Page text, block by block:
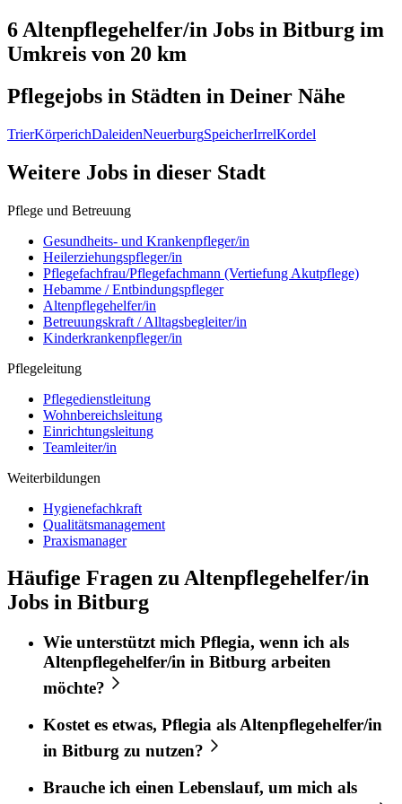
6 Altenpflegehelfer/in Jobs in Bitburg im
Umkreis von 20 km
Pflegejobs in Städten in Deiner Nähe
TrierKörperichDaleidenNeuerburgSpeicherIrrelKordel
Weitere Jobs in dieser Stadt
Pflege und Betreuung
Gesundheits- und Krankenpfleger/in
Heilerziehungspfleger/in
Pflegefachfrau/Pflegefachmann (Vertiefung Akutpflege)
Hebamme / Entbindungspfleger
Altenpflegehelfer/in
Betreuungskraft / Alltagsbegleiter/in
Kinderkrankenpfleger/in
Pflegeleitung
Pflegedienstleitung
Wohnbereichsleitung
Einrichtungsleitung
Teamleiter/in
Weiterbildungen
Hygienefachkraft
Qualitätsmanagement
Praxismanager
Häufige Fragen zu Altenpflegehelfer/in
Jobs in Bitburg
Wie unterstützt mich Pflegia, wenn ich als
Altenpflegehelfer/in in Bitburg arbeiten
möchte?
Kostet es etwas, Pflegia als Altenpflegehelfer/in
in Bitburg zu nutzen?
Brauche ich einen Lebenslauf, um mich als